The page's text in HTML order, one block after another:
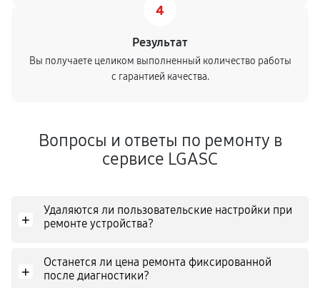
4
Результат
Вы получаете целиком выполненный количество работы
с гарантией качества.
Вопросы и ответы по ремонту в
сервисе LGASC
+
Удаляются ли пользовательские настройки при
ремонте устройства?
+
Останется ли цена ремонта фиксированной
после диагностики?